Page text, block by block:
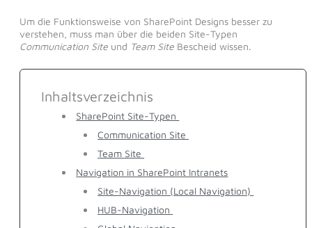
Um die Funktionsweise von SharePoint Designs besser zu
verstehen, muss man über die beiden Site-Typen
Communication Siteund Team SiteBescheid wissen.
Inhaltsverzeichnis
SharePoint Site-Typen
Communication Site
Team Site
Navigation in SharePoint Intranets
Site-Navigation (Local Navigation)
HUB-Navigation